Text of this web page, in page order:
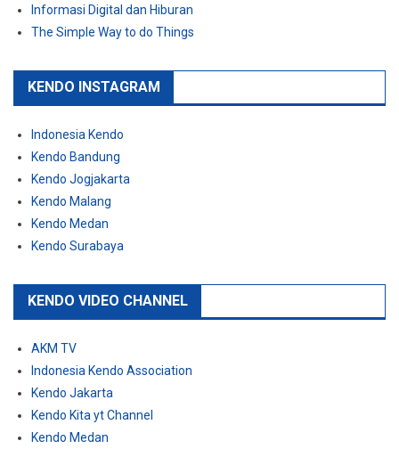
Informasi Digital dan Hiburan
The Simple Way to do Things
KENDO INSTAGRAM
Indonesia Kendo
Kendo Bandung
Kendo Jogjakarta
Kendo Malang
Kendo Medan
Kendo Surabaya
KENDO VIDEO CHANNEL
AKM TV
Indonesia Kendo Association
Kendo Jakarta
Kendo Kita yt Channel
Kendo Medan